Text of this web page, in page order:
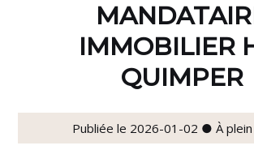
IMMOBILIER
QUIMPER
Publiée le 2026-01-02 ● À